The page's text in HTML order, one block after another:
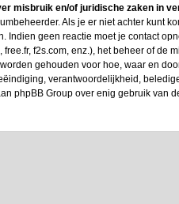
misbruik en/of juridische zaken in
Als je er niet achter kunt
Indien geen reactie moet je contact
f2s.com, enz.), het beheer of
gehouden voor hoe, waar en
verantwoordelijkheid,
phpBB Group over enig gebruik